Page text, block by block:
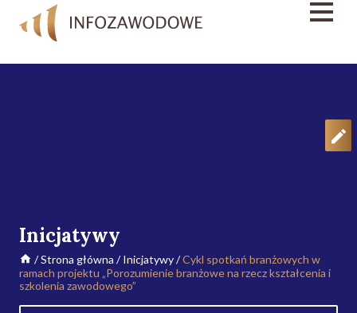
Inicjatywy
/Strona główna /Inicjatywy/Cykl spotkań branżowych w
ramach projektu „Porozumienie branżowe na rzecz kształcenia i
szkolenia zawodowego”